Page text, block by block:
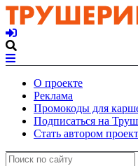
О проекте
Реклама
Промокоды для
Подписаться на
Стать автором